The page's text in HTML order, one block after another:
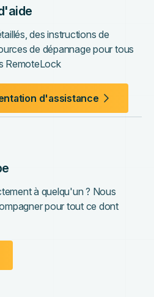
des instructions de
de dépannage pour tous
RemoteLock
d'assistance
à quelqu'un ? Nous
pour tout ce dont